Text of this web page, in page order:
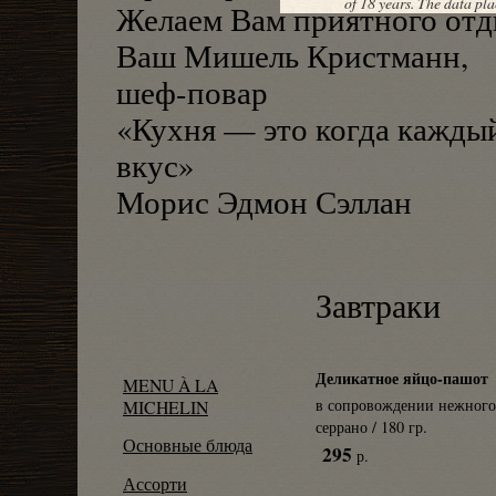
Желаем Вам приятного
Ваш Мишель Кристманн,
шеф-повар
«Кухня — это когда
вкус»
Морис Эдмон Сэллан
Завтраки
MENU À LA
MICHELIN
Основные блюда
Ассорти
Деликатное яйцо-пашот
в сопровождении
серрано / 180 гр.
295 р.